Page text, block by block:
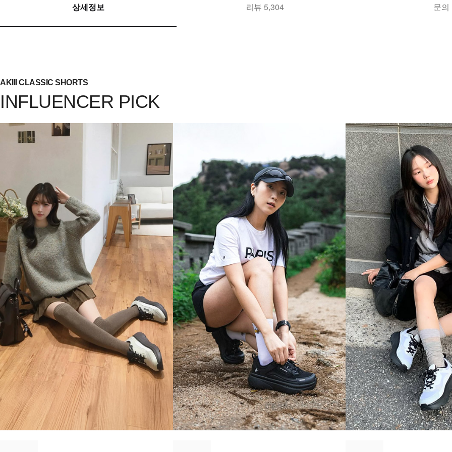
상세정보 리뷰 5,304 문의
AKIII CLASSIC SHORTS
INFLUENCER PICK